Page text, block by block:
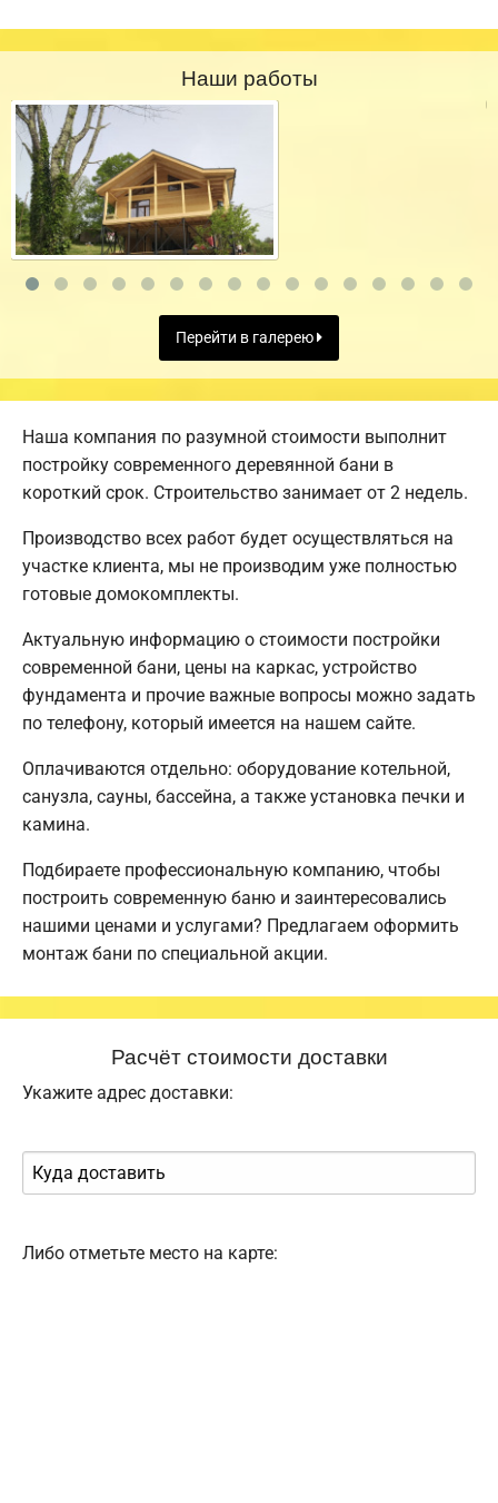
Наши работы
Перейти в галерею
Наша компания по разумной стоимости выполнит
постройку современного деревянной бани в
короткий срок. Строительство занимает от 2 недель.
Производство всех работ будет осуществляться на
участке клиента, мы не производим уже полностью
готовые домокомплекты.
Актуальную информацию о стоимости постройки
современной бани, цены на каркас, устройство
фундамента и прочие важные вопросы можно задать
по телефону, который имеется на нашем сайте.
Оплачиваются отдельно: оборудование котельной,
санузла, сауны, бассейна, а также установка печки и
камина.
Подбираете профессиональную компанию, чтобы
построить современную баню и заинтересовались
нашими ценами и услугами? Предлагаем оформить
монтаж бани по специальной акции.
Расчёт стоимости доставки
Укажите адрес доставки:
Либо отметьте место на карте: